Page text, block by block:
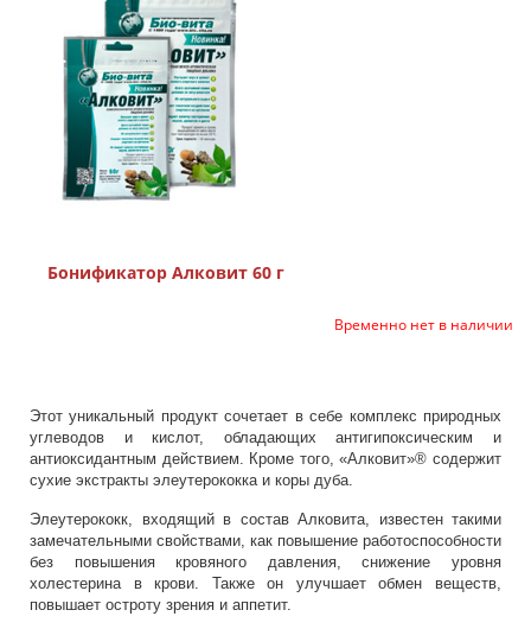
Бонификатор Алковит 60 г
Временно нет в наличии
Этот уникальный продукт сочетает в себе комплекс природных
углеводов и кислот, обладающих антигипоксическим и
антиоксидантным действием. Кроме того, «Алковит»® содержит
сухие экстракты элеутерококка и коры дуба.
Элеутерококк, входящий в состав Алковита, известен такими
замечательными свойствами, как повышение работоспособности
без повышения кровяного давления, снижение уровня
холестерина в крови. Также он улучшает обмен веществ,
повышает остроту зрения и аппетит.